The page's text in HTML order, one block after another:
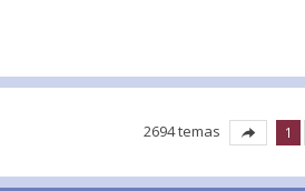
2694 temas 1